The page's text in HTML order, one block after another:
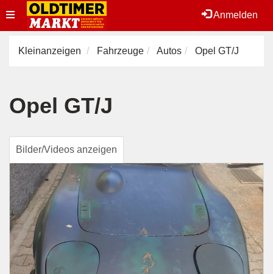
Anmelden
Toggle
navigation
Kleinanzeigen Fahrzeuge Autos Opel GT/J
Opel GT/J
Bilder/Videos anzeigen